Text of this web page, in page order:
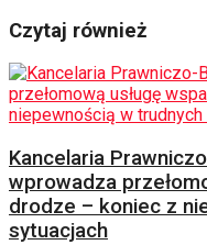
Czytaj również
Kancelaria
wprowadza
drodze – koniec z
sytuacjach